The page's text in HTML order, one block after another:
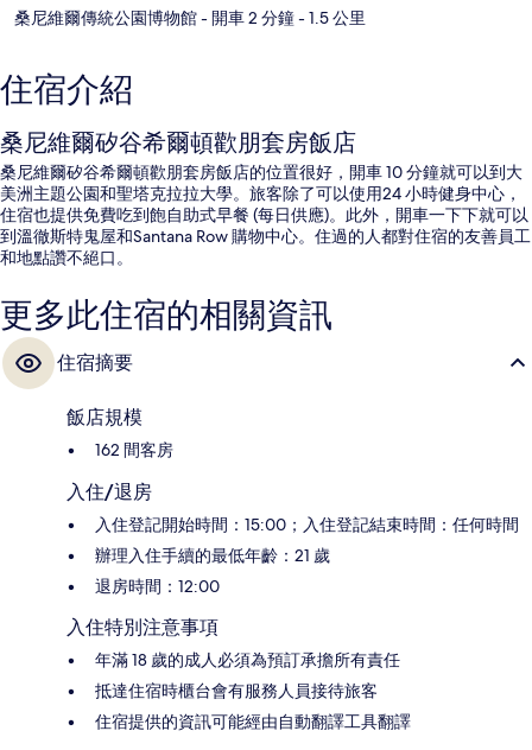
桑尼維爾傳統公園博物館- 開車 2 分鐘- 1.5 公里
住宿介紹
桑尼維爾矽谷希爾頓歡朋套房飯店
桑尼維爾矽谷希爾頓歡朋套房飯店的位置很好，開車 10 分鐘就可以到大
美洲主題公園和聖塔克拉拉大學。旅客除了可以使用24 小時健身中心，
住宿也提供免費吃到飽自助式早餐 (每日供應)。此外，開車一下下就可以
到溫徹斯特鬼屋和Santana Row 購物中心。住過的人都對住宿的友善員工
和地點讚不絕口。
更多此住宿的相關資訊
住宿摘要
飯店規模
162 間客房
入住/退房
入住登記開始時間：15:00；入住登記結束時間：任何時間
辦理入住手續的最低年齡：21 歲
退房時間：12:00
入住特別注意事項
年滿 18 歲的成人必須為預訂承擔所有責任
抵達住宿時櫃台會有服務人員接待旅客
住宿提供的資訊可能經由自動翻譯工具翻譯